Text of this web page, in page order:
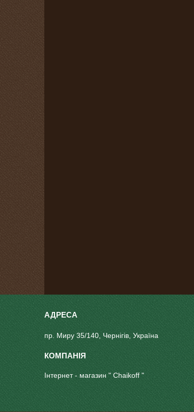
пр. Миру 35/140, Чернігів, Україна
Інтернет - магазин " Chaikoff "